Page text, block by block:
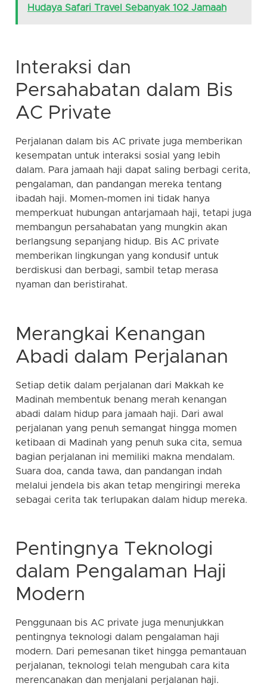
Hudaya Safari Travel Sebanyak 102 Jamaah
Interaksi dan
Persahabatan dalam Bis
AC Private
Perjalanan dalam bis AC private juga memberikan
kesempatan untuk interaksi sosial yang lebih
dalam. Para jamaah haji dapat saling berbagi cerita,
pengalaman, dan pandangan mereka tentang
ibadah haji. Momen-momen ini tidak hanya
memperkuat hubungan antarjamaah haji, tetapi juga
membangun persahabatan yang mungkin akan
berlangsung sepanjang hidup. Bis AC private
memberikan lingkungan yang kondusif untuk
berdiskusi dan berbagi, sambil tetap merasa
nyaman dan beristirahat.
Merangkai Kenangan
Abadi dalam Perjalanan
Setiap detik dalam perjalanan dari Makkah ke
Madinah membentuk benang merah kenangan
abadi dalam hidup para jamaah haji. Dari awal
perjalanan yang penuh semangat hingga momen
ketibaan di Madinah yang penuh suka cita, semua
bagian perjalanan ini memiliki makna mendalam.
Suara doa, canda tawa, dan pandangan indah
melalui jendela bis akan tetap mengiringi mereka
sebagai cerita tak terlupakan dalam hidup mereka.
Pentingnya Teknologi
dalam Pengalaman Haji
Modern
Penggunaan bis AC private juga menunjukkan
pentingnya teknologi dalam pengalaman haji
modern. Dari pemesanan tiket hingga pemantauan
perjalanan, teknologi telah mengubah cara kita
merencanakan dan menjalani perjalanan haji.